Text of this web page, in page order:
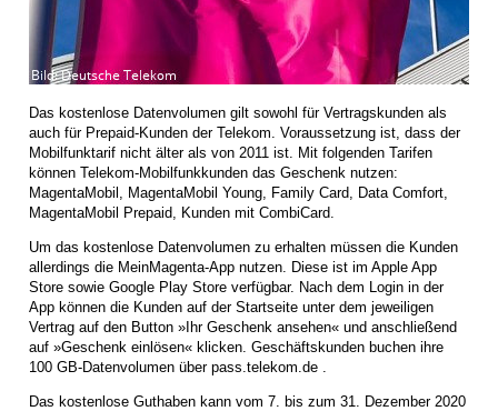
Das kostenlose Datenvolumen gilt sowohl für Vertragskunden als
auch für Prepaid-Kunden der Telekom. Voraussetzung ist, dass der
Mobilfunktarif nicht älter als von 2011 ist. Mit folgenden Tarifen
können Telekom-Mobilfunkkunden das Geschenk nutzen:
MagentaMobil, MagentaMobil Young, Family Card, Data Comfort,
MagentaMobil Prepaid, Kunden mit CombiCard.
Um das kostenlose Datenvolumen zu erhalten müssen die Kunden
allerdings die MeinMagenta-App nutzen. Diese ist im Apple App
Store sowie Google Play Store verfügbar. Nach dem Login in der
App können die Kunden auf der Startseite unter dem jeweiligen
Vertrag auf den Button »Ihr Geschenk ansehen« und anschließend
auf »Geschenk einlösen« klicken. Geschäftskunden buchen ihre
100 GB-Datenvolumen über pass.telekom.de .
Das kostenlose Guthaben kann vom 7. bis zum 31. Dezember 2020